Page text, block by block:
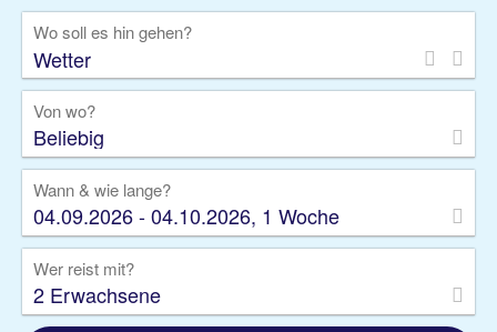
Kreuzfahrten
Rundreisen
Privattransfer
Zusatzleistungen
Wo soll es hin gehen?
Von wo?
Beliebig
Wann & wie lange?
04.09.2026 - 04.10.2026, 1 Woche
Wer reist mit?
2 Erwachsene